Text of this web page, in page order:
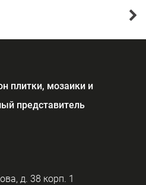
плитки, мозаики и
представитель
д. 38 корп. 1